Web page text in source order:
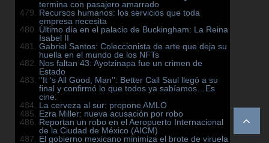
termina con pasajero amarrado
Recursos humanos: los servicios que toda
empresa necesita
Último día en el palacio de Buckingham: La Reina
Isabel II
Gabriel Santos: Coleccionista de arte que deja su
huella en el mundo de los NFTs
Nos faltan 43: Ayotzinapa fue un crimen de
Estado
‘’It ‘s All Good, Man’’: Better Call Saul llegó a su
final y confirmó lo que todos ya sabíamos…Es
cine.
La cerveza al sur: propone AMLO
Ezra Miller: nueva acusación por robo
Reportan un robo en el Aeropuerto Internacional
de la Ciudad de México (AICM)
El gobierno mexicano minimiza el brote de viruela